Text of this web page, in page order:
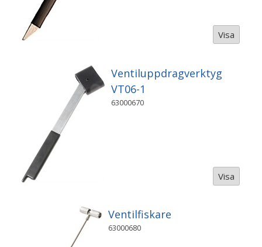
Visa
Ventiluppdragverktyg
VT06-1
63000670
Visa
Ventilfiskare
63000680